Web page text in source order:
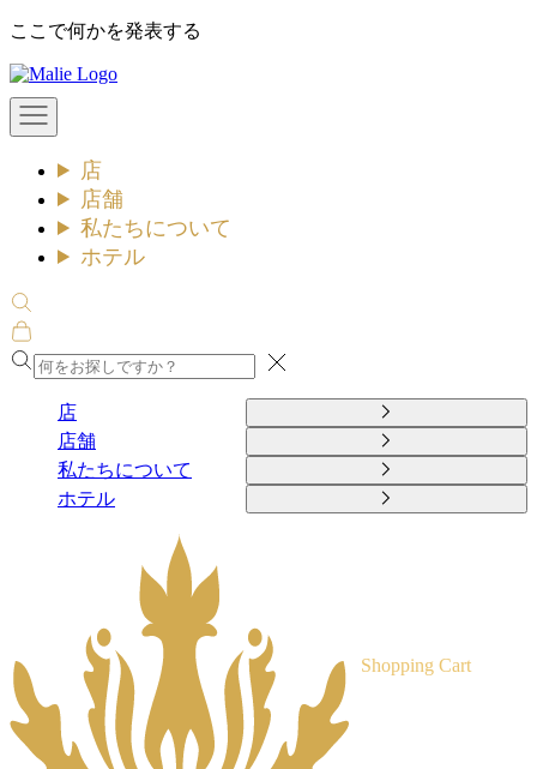
コ
テ
ン
ツ
ここで何かを発表する
Malie
メ
ニ
店
店舗
私たちについて
ホテル
検
索
を
カ
ー
閉
店
店舗
私たちについて
ホテル
Shopping Cart